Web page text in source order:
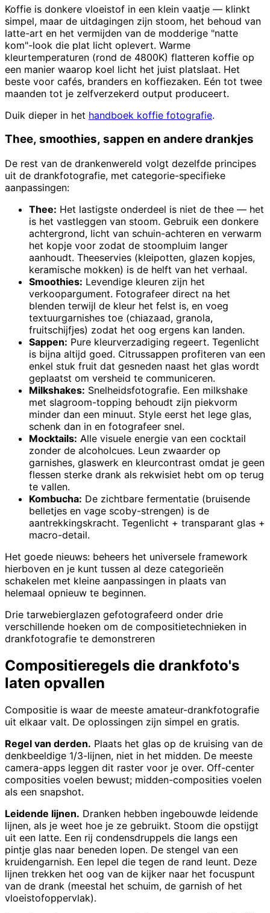
Koffie is donkere vloeistof in een klein vaatje — klinkt
simpel, maar de uitdagingen zijn stoom, het behoud van
latte-art en het vermijden van de modderige "natte
kom"-look die plat licht oplevert. Warme
kleurtemperaturen (rond de 4800K) flatteren koffie op
een manier waarop koel licht het juist platslaat. Het
beste voor cafés, branders en koffiezaken. Eén tot twee
maanden tot je zelfverzekerd output produceert.
Duik dieper in het handboek koffie fotografie.
Thee, smoothies, sappen en andere drankjes
De rest van de drankenwereld volgt dezelfde principes
uit de drankfotografie, met categorie-specifieke
aanpassingen:
Thee: Het lastigste onderdeel is niet de thee — het
is het vastleggen van stoom. Gebruik een donkere
achtergrond, licht van schuin-achteren en verwarm
het kopje voor zodat de stoompluim langer
aanhoudt. Theeservies (kleipotten, glazen kopjes,
keramische mokken) is de helft van het verhaal.
Smoothies: Levendige kleuren zijn het
verkoopargument. Fotografeer direct na het
blenden terwijl de kleur het felst is, en voeg
textuurgarnishes toe (chiazaad, granola,
fruitschijfjes) zodat het oog ergens kan landen.
Sappen: Pure kleurverzadiging regeert. Tegenlicht
is bijna altijd goed. Citrussappen profiteren van een
enkel stuk fruit dat gesneden naast het glas wordt
geplaatst om versheid te communiceren.
Milkshakes: Snelheidsfotografie. Een milkshake
met slagroom-topping behoudt zijn piekvorm
minder dan een minuut. Style eerst het lege glas,
schenk dan in en fotografeer snel.
Mocktails: Alle visuele energie van een cocktail
zonder de alcoholcues. Leun zwaarder op
garnishes, glaswerk en kleurcontrast omdat je geen
flessen sterke drank als rekwisiet hebt om op terug
te vallen.
Kombucha: De zichtbare fermentatie (bruisende
belletjes en vage scoby-strengen) is de
aantrekkingskracht. Tegenlicht + transparant glas +
macro-detail.
Het goede nieuws: beheers het universele framework
hierboven en je kunt tussen al deze categorieën
schakelen met kleine aanpassingen in plaats van
helemaal opnieuw te beginnen.
Drie tarwebierglazen gefotografeerd onder drie
verschillende hoeken om de compositietechnieken in
drankfotografie te demonstreren
Compositieregels die drankfoto's
laten opvallen
Compositie is waar de meeste amateur-drankfotografie
uit elkaar valt. De oplossingen zijn simpel en gratis.
Regel van derden. Plaats het glas op de kruising van de
denkbeeldige 1/3-lijnen, niet in het midden. De meeste
camera-apps leggen dit raster voor je over. Off-center
composities voelen bewust; midden-composities voelen
als een snapshot.
Leidende lijnen. Dranken hebben ingebouwde leidende
lijnen, als je weet hoe je ze gebruikt. Stoom die opstijgt
uit een latte. Een rij condensdruppels die langs een
pintje glas naar beneden lopen. De stengel van een
kruidengarnish. Een lepel die tegen de rand leunt. Deze
lijnen trekken het oog van de kijker naar het focuspunt
van de drank (meestal het schuim, de garnish of het
vloeistofoppervlak).